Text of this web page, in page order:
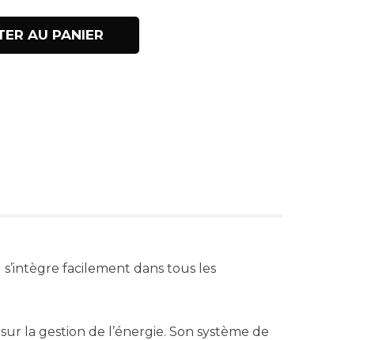
AU PANIER
s’intègre facilement dans tous les
la gestion de l’énergie. Son système de